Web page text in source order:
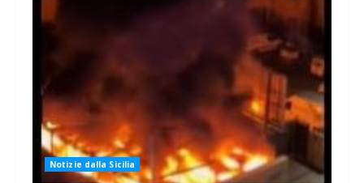
Notizie dalla Sicilia